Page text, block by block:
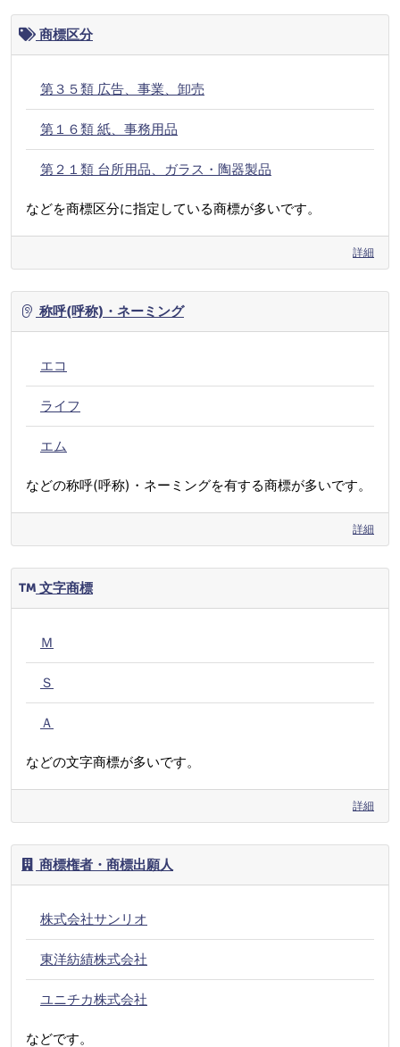
商標区分
第３５類 広告、事業、卸売
第１６類 紙、事務用品
第２１類 台所用品、ガラス・陶器製品
などを商標区分に指定している商標が多いです。
詳細
称呼(呼称)・ネーミング
エコ
ライフ
エム
などの称呼(呼称)・ネーミングを有する商標が多いです。
詳細
文字商標
Ｍ
Ｓ
Ａ
などの文字商標が多いです。
詳細
商標権者・商標出願人
株式会社サンリオ
東洋紡績株式会社
ユニチカ株式会社
などです。